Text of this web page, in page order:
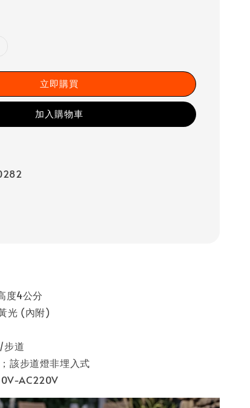
立即購買
加入購物車
度4公分
光 (內附)
步道
該步道燈非埋入式
AC220V